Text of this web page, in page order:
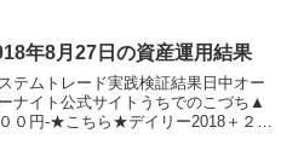
です。やりました！やっぱりここで
調不調...
年8月27日の資産運用結果
テムトレード実践検証結果日中オー
ナイト公式サイトうちでのこづち▲
０円-★こちら★デイリー2018＋２８